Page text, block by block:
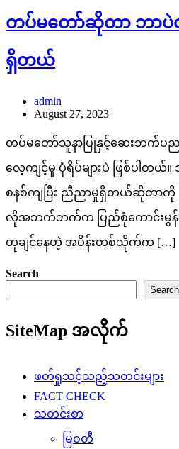
တပ်မတော်ဆိုတာ ဘာပဲ
ရှိတယ်
admin
August 27, 2023
တပ်မတော်သူနာပြုနှင့်ဆေးဘက်ပည
လေ့ကျင့်မှု ပုံရိပ်များပဲ ဖြစ်ပါတ
စနစ်ကျပြီး ညီညာမှုရှိတယ်ဆိုတာကို
လိုအဘက်ဘက်က ပြည်စုံကောင်းမွန်
တုချင်နေတဲ့ အပိန်းတစ်သိုက်က […]
Search
Search
SiteMap အလိုက်
ဖတ်ရှုသင့်သည့်သတင်းများ
FACT CHECK
သတင်းစာ
မြဝတီ